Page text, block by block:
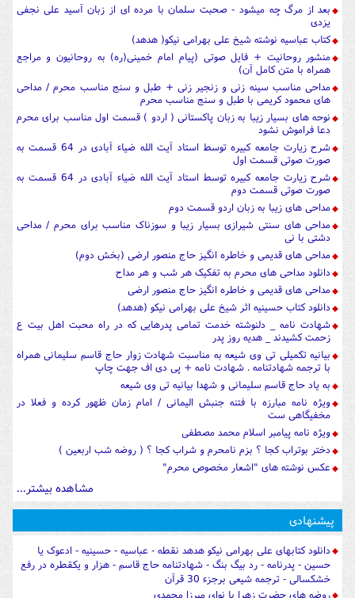
بعد از مرگ چه میشود - صحبت سلمان با مرده ای از زبان آسید علی نجفی
یزدی
کتاب عباسیه نوشته شیخ علی بهرامی نیکو( هدهد)
منشور روحانیت + فایل صوتی (پیام امام خمینی(ره) به روحانیون و مراجع
همراه با متن کامل آن)
مداحی مناسب سینه زنی و زنجیر زنی + طبل و سنج مناسب محرم / مداحی
های محمود کریمی با طبل و سنج مناسب محرم
نوحه های بسیار زیبا به زبان پاکستانی ( اردو ) قسمت اول مناسب برای محرم
دعا فراموش نشود
شرح زیارت جامعه کبیره توسط استاد آیت الله ضیاء آبادی در 64 قسمت به
صورت صوتی قسمت اول
شرح زیارت جامعه کبیره توسط استاد آیت الله ضیاء آبادی در 64 قسمت به
صورت صوتی قسمت دوم
مداحی های زیبا به زبان اردو قسمت دوم
مداحی های سنتی شیرازی بسیار زیبا و سوزناک مناسب برای محرم / مداحی
دشتی با نی
مداحی های قدیمی و خاطره انگیز حاج منصور ارضی (بخش دوم)
دانلود مداحی های محرم به تفکیک هر شب و هر مداح
مداحی های قدیمی و خاطره انگیز حاج منصور ارضی
دانلود کتاب حسینیه اثر شیخ علی بهرامی نیکو (هدهد)
شهادت نامه _ دلنوشته خدمت تمامی پدرهایی که در راه محبت اهل بیت ع
زحمت کشیدند _ هدیه روز پدر
بیانیه تکمیلی تی وی شیعه به مناسبت شهادت زوار حاج قاسم سلیمانی همراه
با ترجمه شهادتنامه . شهادت نامه + پی دی اف جهت چاپ
به یاد حاج قاسم سلیمانی و شهدا بیانیه تی وی شیعه
ویژه نامه مبارزه با فتنه جنبش الیمانی / امام زمان ظهور کرده و فعلا در
مخفیگاهی ست
ویژه نامه پیامبر اسلام محمد مصطفی
دختر بوتراب کجا ؟ بزم نامحرم و شراب کجا ؟ ( روضه شب اربعین )
عکس نوشته های "اشعار مخصوص محرم"
مشاهده بیشتر...
پیشنهادی
دانلود کتابهای علی بهرامی نیکو هدهد نقطه - عباسیه - حسینیه - ادعوک یا
حسین - پدرنامه - رد بیگ بنگ - شهادتنامه حاج قاسم - هزار و یکقطره در رفع
خشکسالی - ترجمه شیعی برجزء 30 قرآن
روضه های حضرت زهرا با نوای میرزا محمدی